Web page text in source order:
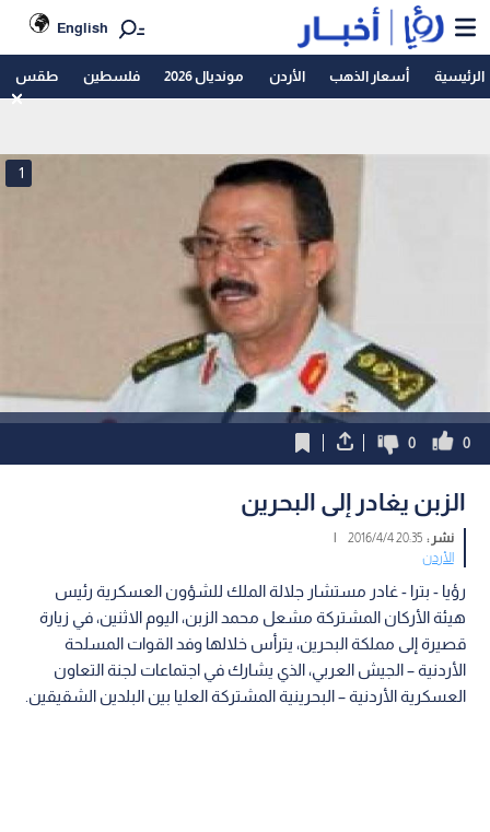
English
الرئيسية أسعار الذهب الأردن مونديال 2026 فلسطين طقس
1
0
0
الزبن يغادر إلى البحرين
نشر :20:35 2016/4/4
|
الأردن
رؤيا - بترا - غادر مستشار جلالة الملك للشؤون العسكرية رئيس
هيئة الأركان المشتركة مشعل محمد الزبن، اليوم الاثنين، في زيارة
قصيرة إلى مملكة البحرين، يترأس خلالها وفد القوات المسلحة
الأردنية – الجيش العربي، الذي يشارك في اجتماعات لجنة التعاون
العسكرية الأردنية – البحرينية المشتركة العليا بين البلدين الشقيقين.